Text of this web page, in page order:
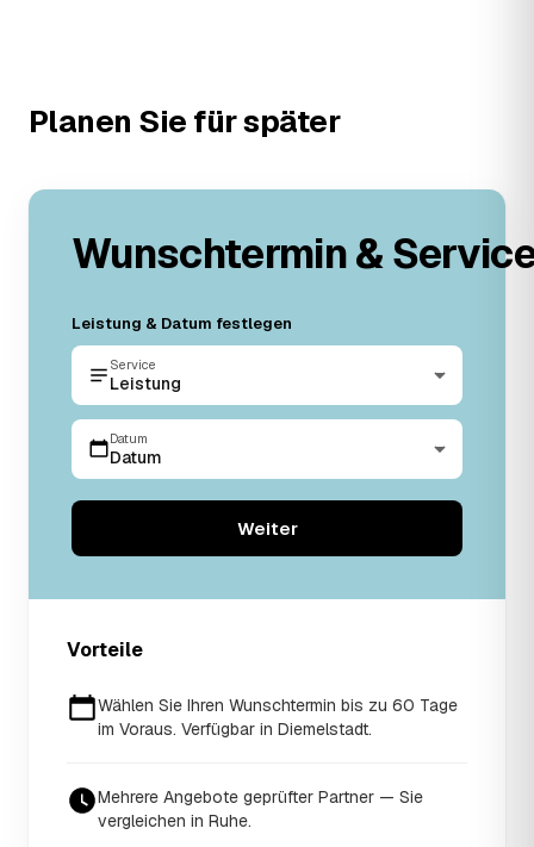
Planen Sie für später
Wunschtermin &
Leistung & Datum festlegen
Service
Leistung
Datum
Datum
Weiter
Vorteile
Wählen Sie Ihren Wunschtermin bis zu 60 Tage
im Voraus. Verfügbar in Diemelstadt.
Mehrere Angebote geprüfter Partner — Sie
vergleichen in Ruhe.